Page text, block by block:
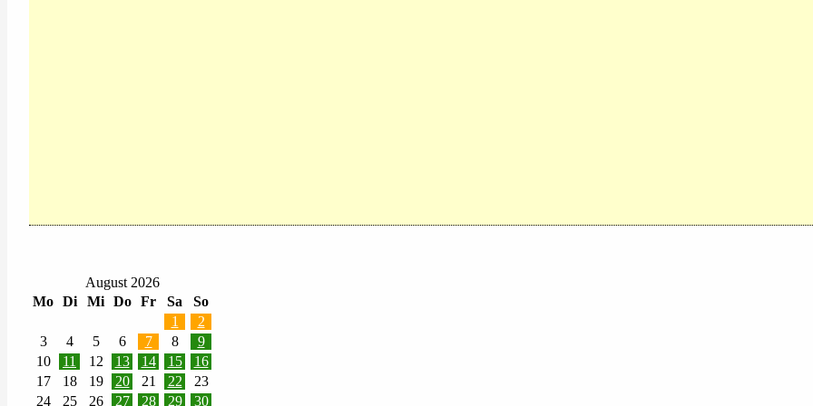
August 2026
Mo Di Mi Do Fr Sa
So
1
2
3
4 5 6 7 8
9
10
11 12 13 14 15
16
17
18 19 20 21 22
23
24
25 26 27 28 29 30